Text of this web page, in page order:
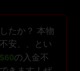
たか？ 本物
安、、とい
$60の入金不